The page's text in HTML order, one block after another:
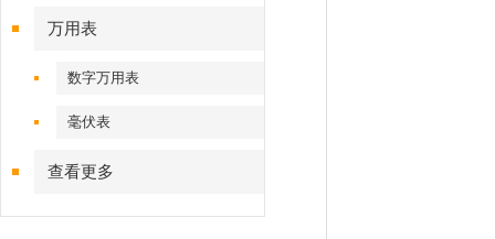
万用表
数字万用表
毫伏表
查看更多